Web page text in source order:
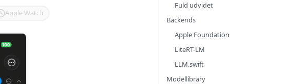
Apple Watch
Fuld udvidet
Backends
Apple Foundation
LiteRT-LM
LLM.swift
Modellibrary